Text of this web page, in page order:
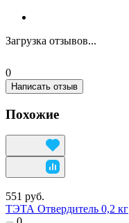
Загрузка отзывов...
0
Написать отзыв
Похожие
551 руб.
ТЭТА Отвердитель 0,2 кг